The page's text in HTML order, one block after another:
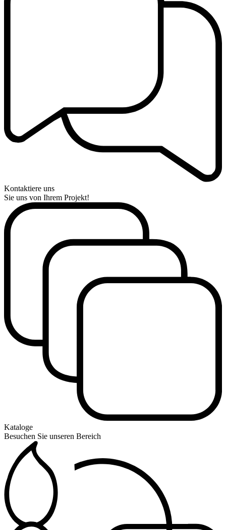
Kontaktiere uns
Sie uns von Ihrem Projekt!
Kataloge
Besuchen Sie unseren Bereich